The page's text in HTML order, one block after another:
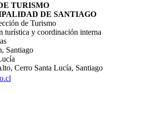
TURISMO
DE SANTIAGO
de Turismo
turística y coordinación interna
Santiago
Cerro Santa Lucía, Santiago